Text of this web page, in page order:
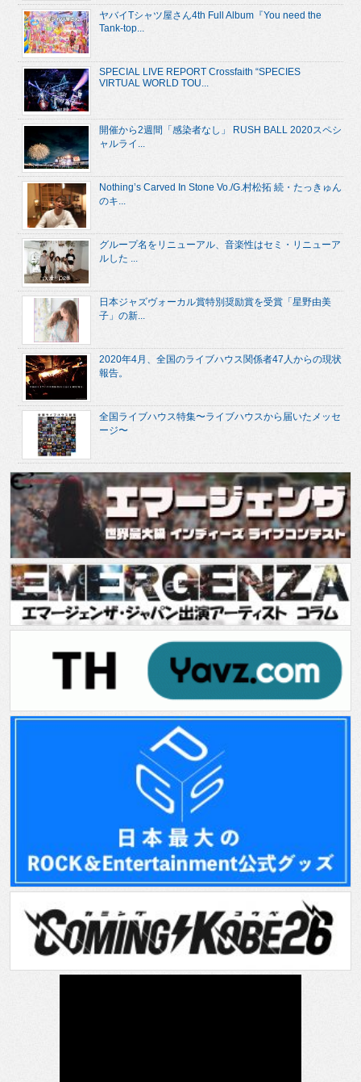
ヤバイTシャツ屋さん4th Full Album『You need the
Tank-top...
SPECIAL LIVE REPORT Crossfaith “SPECIES
VIRTUAL WORLD TOU...
開催から2週間「感染者なし」 RUSH BALL 2020スペシ
ャルライ...
Nothing’s Carved In Stone Vo./G.村松拓 続・たっきゅん
のキ...
グループ名をリニューアル、音楽性はセミ・リニューア
ルした ...
日本ジャズヴォーカル賞特別奨励賞を受賞「星野由美
子」の新...
2020年4月、全国のライブハウス関係者47人からの現状
報告。
全国ライブハウス特集〜ライブハウスから届いたメッセ
ージ〜